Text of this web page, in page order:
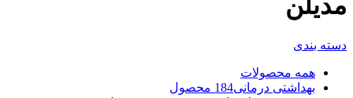
مدیلن
دسته بندی
همه محصولات
بهداشتی درمانی184 محصول